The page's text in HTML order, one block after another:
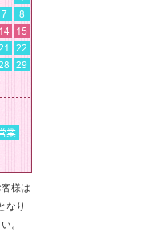
様は
なり
。